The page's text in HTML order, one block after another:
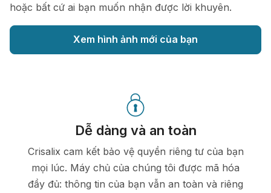
hoặc bất cứ ai bạn muốn nhận được lời khuyên.
Xem hình ảnh mới của bạn
Dễ dàng và an toàn
Crisalix cam kết bảo vệ quyền riêng tư của bạn
mọi lúc. Máy chủ của chúng tôi được mã hóa
đầy đủ: thông tin của bạn vẫn an toàn và riêng